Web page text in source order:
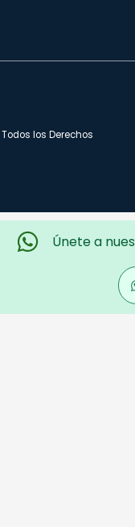
los Derechos
Únete a